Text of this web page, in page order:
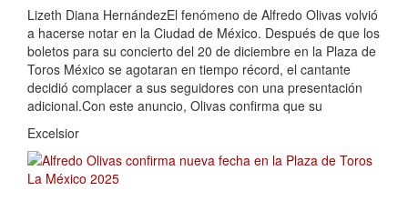
Lizeth Diana HernándezEl fenómeno de Alfredo Olivas volvió
a hacerse notar en la Ciudad de México. Después de que los
boletos para su concierto del 20 de diciembre en la Plaza de
Toros México se agotaran en tiempo récord, el cantante
decidió complacer a sus seguidores con una presentación
adicional.Con este anuncio, Olivas confirma que su
Excelsior